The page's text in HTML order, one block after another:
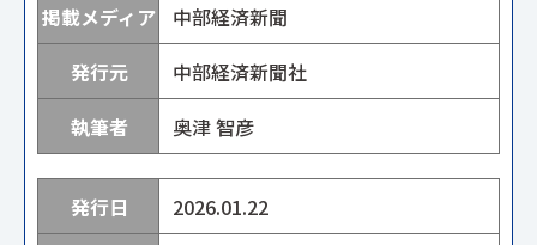
中部経済新聞
中部経済新聞社
奥津 智彦
2026.01.22